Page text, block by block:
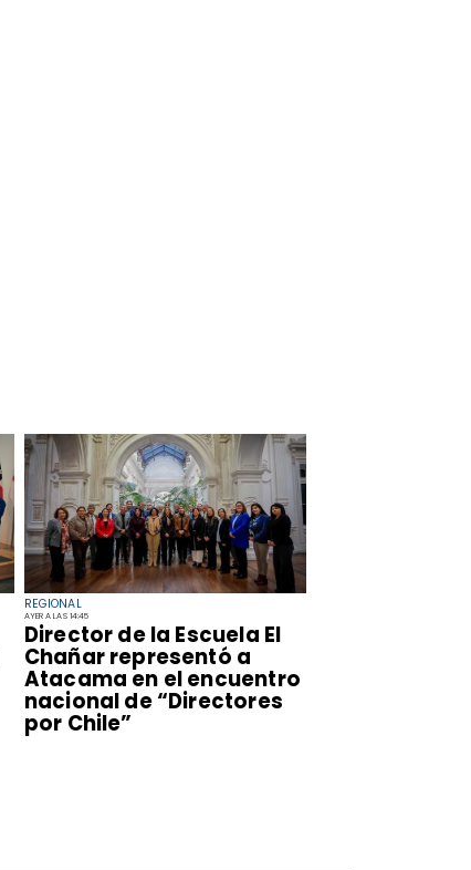
REGIONAL
AYER A LAS 14:45
​Director de la Escuela El
Chañar representó a
Atacama en el encuentro
nacional de “Directores
por Chile”